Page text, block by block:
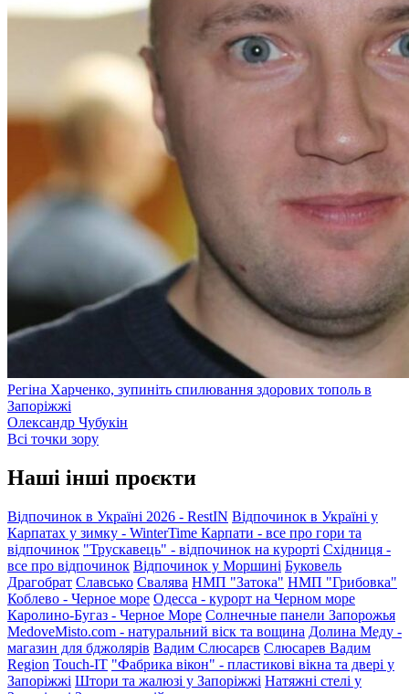
Регіна Харченко, зупиніть спилювання здорових тополь в
Запоріжжі
Олександр Чубукін
Всі точки зору
Наші інші проєкти
Відпочинок в Україні 2026 - RestIN Відпочинок в Україні у
Карпатах у зимку - WinterTime Карпати - все про гори та
відпочинок "Трускавець" - відпочинок на курорті Східниця -
все про відпочинок Відпочинок у Моршині Буковель
Драгобрат Славсько Свалява НМП "Затока" НМП "Грибовка"
Коблево - Черное море Одесса - курорт на Черном море
Каролино-Бугаз - Черное Море Солнечные панели Запорожья
MedoveMisto.com - натуральний віск та вощина Долина Меду -
магазин для бджолярів Вадим Слюсарєв Слюсарев Вадим
Region Touch-IT "Фабрика вікон" - пластикові вікна та двері у
Запоріжжі Штори та жалюзі у Запоріжжі Натяжні стелі у